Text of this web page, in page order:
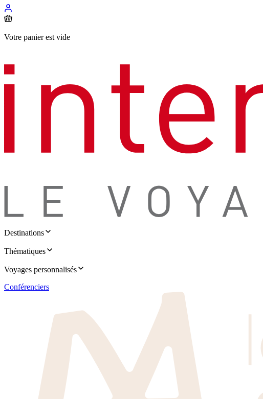
Votre panier est vide
Destinations
Thématiques
Voyages personnalisés
Conférenciers